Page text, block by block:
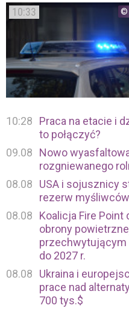
10:33
10:28
Praca na etacie i
to połączyć?
09.08
Nowo
rozgniewanego
08.08
USA i sojusznicy
rezerw
08.08
Koalicja Fire
obrony
przechwytującym
do 2027 r.
08.08
Ukraina i
prace nad
700 tys.$